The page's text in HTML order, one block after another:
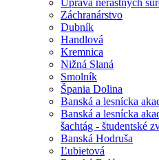
Úprava nerastných
Záchranárstvo
Dubník
Handlová
Kremnica
Nižná Slaná
Smolník
Špania Dolina
Banská a lesnícka
Banská a lesnícka
šachtág - študentské
Banská Hodruša
Ľubietová